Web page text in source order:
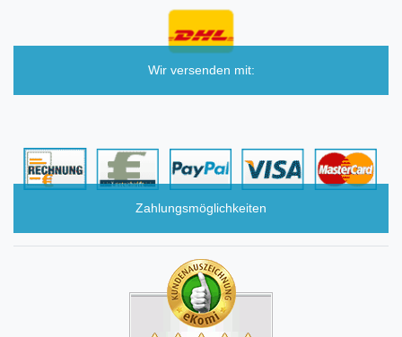
Wir versenden mit:
Zahlungsmöglichkeiten